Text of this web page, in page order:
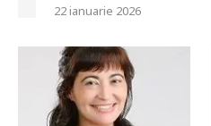
22 ianuarie 2026